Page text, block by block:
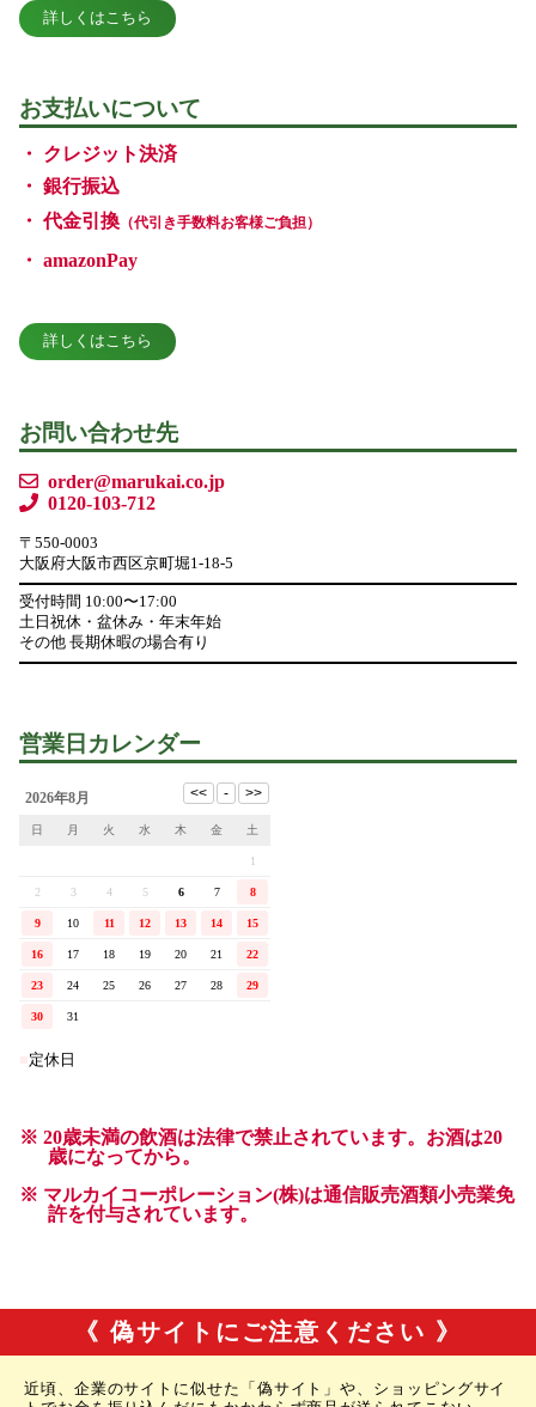
《 偽サイトにご注意ください 》
近頃、企業のサイトに似せた「偽サイト」や、ショッピングサイ